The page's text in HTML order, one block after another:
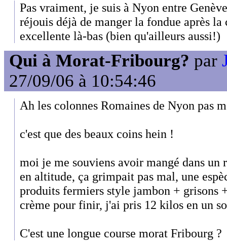
Pas vraiment, je suis à Nyon entre
réjouis déjà de manger la fondue après
excellente là-bas (bien qu'ailleurs aussi!)
Qui à Morat-Fribourg? par
27/09/06 à 10:54:46
Ah les colonnes Romaines de Nyon pas
c'est que des beaux coins hein !
moi je me souviens avoir mangé dans un
en altitude, ça grimpait pas mal, une
produits fermiers style jambon + grisons
crème pour finir, j'ai pris 12 kilos en un
C'est une longue course morat Fribourg ?